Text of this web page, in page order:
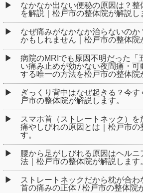
なかなか出ない便秘の原因は？
を解説｜松戸市の整体院が解説し
なぜ痛みがなかなか治らないのか
かもしれません｜松戸市の整体院
病院のMRIでも原因不明だった「
い痛み止めが効かない夜間痛・
する唯一の方法を松戸市の整体院
ぎっくり背中はなぜ起きる？今
戸市の整体院が解説します。
スマホ首（ストレートネック）
痛やしびれの原因とは｜松戸市の
す。
腰から足がしびれる原因はヘル
法｜松戸市の整体院が解説します
ストレートネックだから枕が合
首の痛みの正体 / 松戸市の整体院